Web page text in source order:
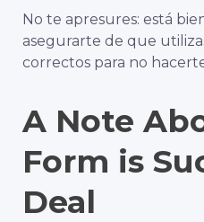
No te apresures: está
asegurarte de que
correctos para no
A Note
Form is
Deal